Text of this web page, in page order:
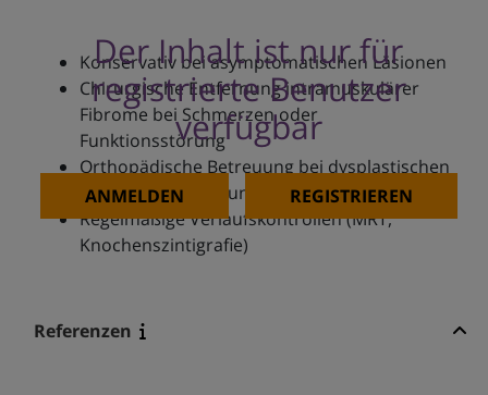
Der Inhalt ist nur für
registrierte Benutzer
verfügbar
ANMELDEN REGISTRIEREN
Konservativ bei asymptomatischen Läsionen
Chirurgische Entfernung intramuskulärer
Fibrome bei Schmerzen oder
Funktionsstörung
Orthopädische Betreuung bei dysplastischen
Knochenveränderungen
Regelmäßige Verlaufskontrollen (MRT,
Knochenszintigrafie)
Referenzen